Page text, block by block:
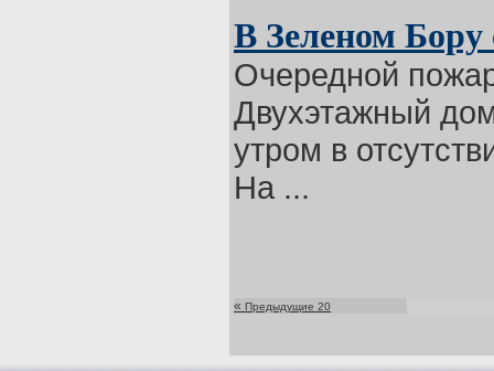
В Зеленом Бору
Очередной
Двухэтажный
утром в
На ...
« Предыдущие 20